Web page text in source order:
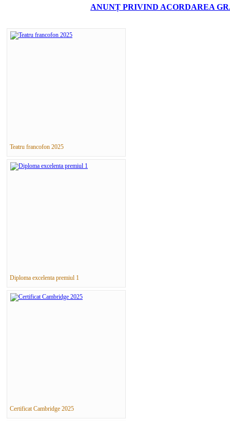
ANUNȚ PRIVIND ACORDAREA
Teatru francofon 2025
Diploma excelenta premiul 1
Certificat Cambridge 2025